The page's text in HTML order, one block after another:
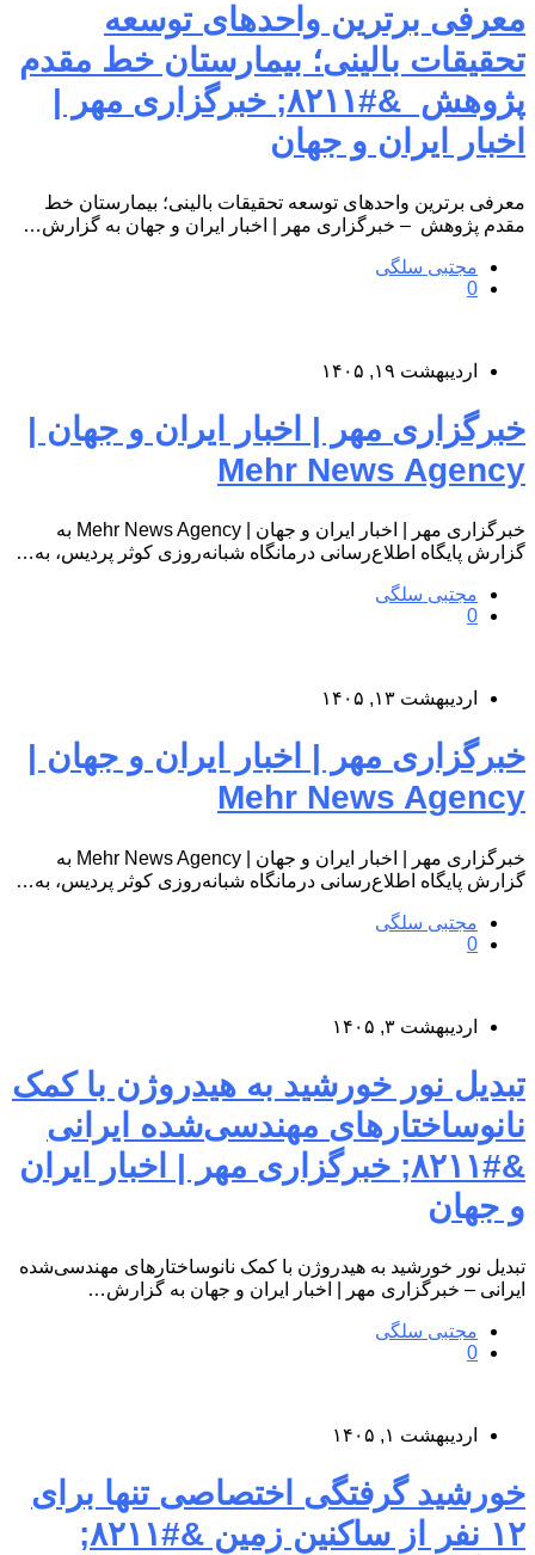
معرفی برترین واحدهای توسعه
تحقیقات بالینی؛ بیمارستان خط مقدم
پژوهش &#۸۲۱۱; خبرگزاری مهر |
اخبار ایران و جهان
معرفی برترین واحدهای توسعه تحقیقات بالینی؛ بیمارستان خط
مقدم پژوهش – خبرگزاری مهر | اخبار ایران و جهان به گزارش…
مجتبی سلگی
0
اردیبهشت ۱۹, ۱۴۰۵
خبرگزاری مهر | اخبار ایران و جهان |
Mehr News Agency
خبرگزاری مهر | اخبار ایران و جهان | Mehr News Agency به
گزارش پایگاه اطلاع‌رسانی درمانگاه شبانه‌روزی کوثر پردیس، به…
مجتبی سلگی
0
اردیبهشت ۱۳, ۱۴۰۵
خبرگزاری مهر | اخبار ایران و جهان |
Mehr News Agency
خبرگزاری مهر | اخبار ایران و جهان | Mehr News Agency به
گزارش پایگاه اطلاع‌رسانی درمانگاه شبانه‌روزی کوثر پردیس، به…
مجتبی سلگی
0
اردیبهشت ۳, ۱۴۰۵
تبدیل نور خورشید به هیدروژن با کمک
نانوساختارهای مهندسی‌شده ایرانی
&#۸۲۱۱; خبرگزاری مهر | اخبار ایران
و جهان
تبدیل نور خورشید به هیدروژن با کمک نانوساختارهای مهندسی‌شده
ایرانی – خبرگزاری مهر | اخبار ایران و جهان به گزارش…
مجتبی سلگی
0
اردیبهشت ۱, ۱۴۰۵
خورشید گرفتگی اختصاصی تنها برای
۱۲ نفر از ساکنین زمین &#۸۲۱۱;